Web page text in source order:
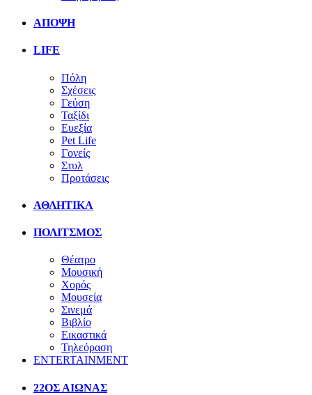
ΑΠΟΨΗ
LIFE
Πόλη
Σχέσεις
Γεύση
Ταξίδι
Ευεξία
Pet Life
Γονείς
Στυλ
Προτάσεις
ΑΘΛΗΤΙΚΑ
ΠΟΛΙΤΣΜΟΣ
Θέατρο
Μουσική
Χορός
Μουσεία
Σινεμά
Βιβλίο
Εικαστικά
Τηλεόραση
ENTERTAINMENT
22ΟΣ ΑΙΩΝΑΣ